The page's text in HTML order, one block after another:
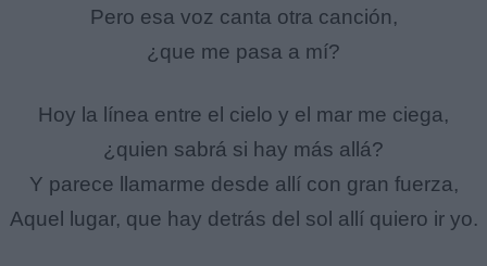
Pero esa voz canta otra canción,
¿que me pasa a mí?
Hoy la línea entre el cielo y el mar me ciega,
¿quien sabrá si hay más allá?
Y parece llamarme desde allí con gran fuerza,
Aquel lugar, que hay detrás del sol allí quiero ir yo.